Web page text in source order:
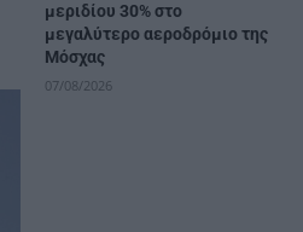
μεριδίου 30% στο
μεγαλύτερο αεροδρόμιο της
Μόσχας
07/08/2026